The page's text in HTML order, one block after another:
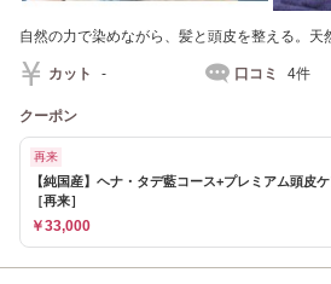
自然の力で染めながら、髪と頭皮を整える。天
カット - 口コミ 4件
クーポン
再来
【純国産】ヘナ・タデ藍コース+プレミアム頭皮ケ
［再来］
￥33,000